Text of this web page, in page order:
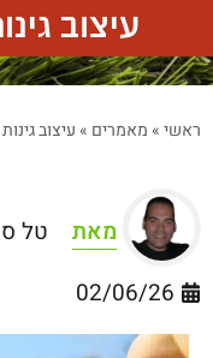
עיצוב
ראשי»מאמרים »עיצוב
מאת
טל
02/06/26